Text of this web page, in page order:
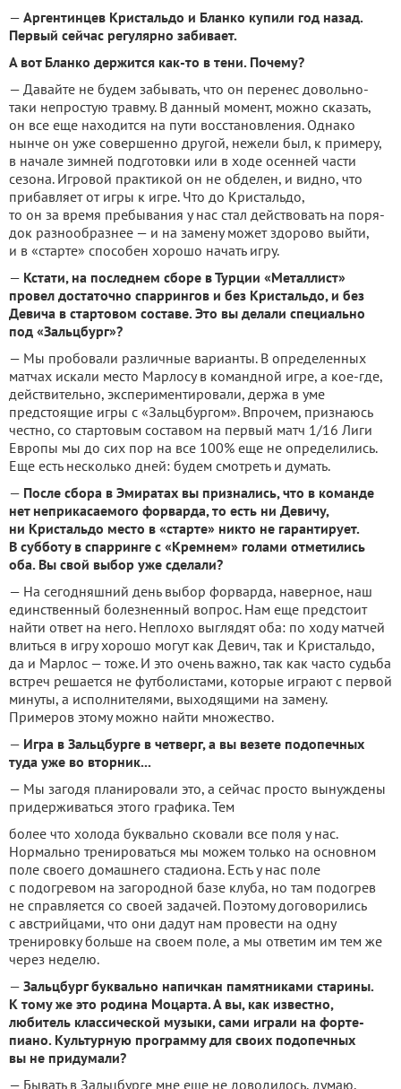
— Аргентинцев Кристальдо и Бланко купили год назад.
Пер­вый сейчас регулярно забивает.
А вот Бланко держится как-то в тени. Почему?
— Давайте не будем забывать, что он перенес довольно-
таки непростую травму. В данный момент, можно сказать,
он все еще находится на пути восста­новления. Однако
нынче он уже совершенно другой, нежели был, к примеру,
в начале зимней под­готовки или в ходе осенней части
сезона. Игровой практикой он не обделен, и видно, что
прибавляет от игры к игре. Что до Кристаль­до,
то он за время пребывания у нас стал действовать на поря­
док разнообразнее — и на замену может здорово выйти,
и в «стар­те» способен хорошо начать игру.
— Кстати, на последнем сборе в Турции «Металлист»
провел достаточно спаррингов и без Кри­стальдо, и без
Девича в стартовом составе. Это вы делали специаль­но
под «Зальцбург»?
— Мы пробовали различные варианты. В определенных
мат­чах искали место Марлосу в командной игре, а кое-где,
дей­ствительно, экспериментиро­вали, держа в уме
предстоящие игры с «Зальцбургом». Впрочем, признаюсь
честно, со стартовым составом на первый матч 1/16 Лиги
Европы мы до сих пор на все 100% еще не определились.
Еще есть несколько дней: будем смотреть и думать.
— После сбора в Эмиратах вы признались, что в команде
нет неприкасаемого форварда, то есть ни Девичу,
ни Кристальдо место в «старте» никто не гарантирует.
В субботу в спарринге с «Кремнем» голами отметились
оба. Вы свой выбор уже сделали?
— На сегодняшний день выбор форварда, наверное, наш
един­ственный болезненный вопрос. Нам еще предстоит
найти ответ на него. Неплохо выглядят оба: по ходу матчей
влиться в игру хорошо могут как Девич, так и Кристаль­до,
да и Марлос — тоже. И это очень важно, так как часто судьба
встреч решается не футболистами, которые играют с первой
минуты, а исполнителями, выходящими на замену.
Примеров этому можно найти множество.
— Игра в Зальцбурге в четверг, а вы везете подопечных
туда уже во вторник...
— Мы загодя планировали это, а сейчас просто вынуждены
при­держиваться этого графика. Тем
более что холода буквально ско­вали все поля у нас.
Нормально тренироваться мы можем только на основном
поле своего домаш­него стадиона. Есть у нас поле
с подогревом на загородной базе клуба, но там подогрев
не справ­ляется со своей задачей. Поэтому договорились
с австрийцами, что они дадут нам провести на одну
тренировку больше на своем поле, а мы ответим им тем же
через неделю.
— Зальцбург буквально напич­кан памятниками старины.
К тому же это родина Моцарта. А вы, как известно,
любитель классической музыки, сами играли на форте­
пиано. Культурную программу для своих подопечных
вы не приду­мали?
— Бывать в Зальцбурге мне еще не доводилось, думаю,